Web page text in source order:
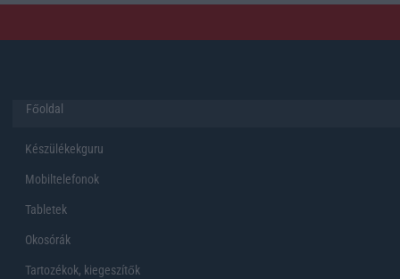
Főoldal
Készülékekguru
Mobiltelefonok
Tabletek
Okosórák
Tartozékok, kiegeszítők